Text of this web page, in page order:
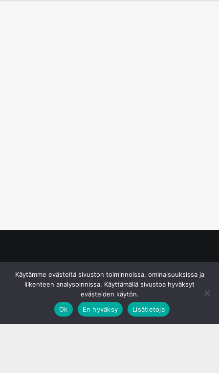
Käytämme evästeitä sivuston toiminnoissa, ominaisuuksissa ja
liikenteen analysoinnissa. Käyttämällä sivustoa hyväksyt
evästeiden käytön.
Ok
En hyväksy Lisätietoja